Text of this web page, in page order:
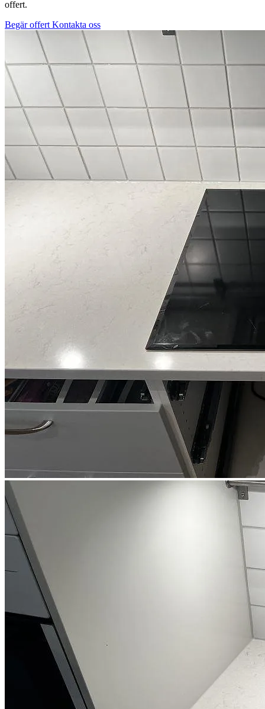
offert.
Begär offert Kontakta oss